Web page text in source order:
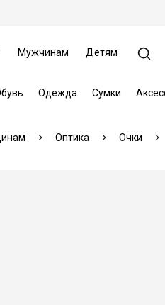
Мужчинам Детям
Одежда Сумки
Оптика Очки